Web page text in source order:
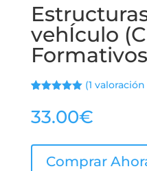
vehÍculo
con5.00
de
5 en base
cliente
(1
33.00€
Comprar